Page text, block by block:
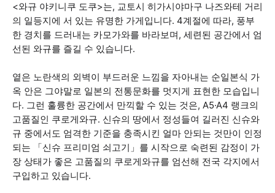
<와규 야키니쿠 도쿠>는, 교토시 히가시야마구 나즈와테 거리
의 일등지에 서 있는 유명한 가게입니다. 4계절에 따라, 풍부
한 경치를 드러내는 카모가와를 바라보며, 세련된 공간에서 엄
선된 와규를 즐길 수 있습니다.
옅은 노란색의 외벽이 부드러운 느낌을 자아내는 순일본식 가
옥 안은 그야말로 일본의 전통문화를 멋지게 표현한 모습입니
다. 그런 훌륭한 공간에서 만끽할 수 있는 것은, A5·A4 랭크의
고품질인 쿠로게와규. 신슈의 땅에서 정성들여 길러진 신슈와
규 중에서도 엄격한 기준을 충족시킨 얼마 안되는 것만이 인정
되는 「신슈 프리미엄 쇠고기」를 시작으로 숙련된 감정이 가
장 상태가 좋은 고품질의 쿠로게와규를 엄선해 전국 각지에서
구입하고 있습니다.